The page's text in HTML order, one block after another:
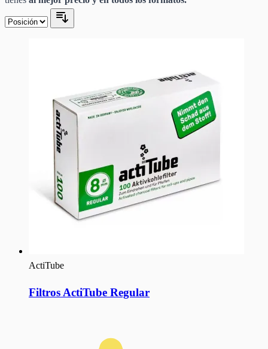
ActiTube
Filtros ActiTube Regular